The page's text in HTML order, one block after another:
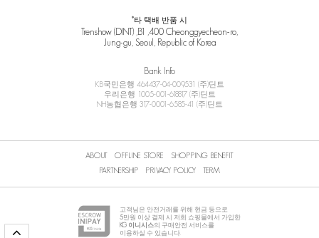
*타 택배 반품 시
Trenshow (DINT) ,B1 ,400 Cheonggyecheon-ro,
Jung-gu, Seoul, Republic of Korea
Bank Info
KB국민은행 464437-04-009531 (주)딘트
우리은행 1005-001-618817 (주)딘트
NH농협은행 317-0001-6585-41 (주)딘트
ABOUT OFFLINE STORE
SHOPPING BENEFIT
PARTNERSHIP
PRIVACY POLICY TERM
고객님은 안전거래를 위해 현금 등으로
5만원 이상 결제 시 저희 쇼핑몰에서 가입한
KG 이니시스의 구매안전 서비스를
이용하실 수 있습니다.